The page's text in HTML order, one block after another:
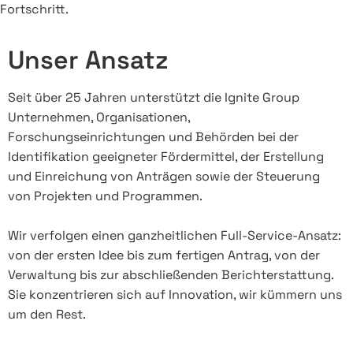
Fortschritt.
Unser Ansatz
Seit über 25 Jahren unterstützt die Ignite Group
Unternehmen, Organisationen,
Forschungseinrichtungen und Behörden bei der
Identifikation geeigneter Fördermittel, der Erstellung
und Einreichung von Anträgen sowie der Steuerung
von Projekten und Programmen.
Wir verfolgen einen ganzheitlichen Full-Service-Ansatz:
von der ersten Idee bis zum fertigen Antrag, von der
Verwaltung bis zur abschließenden Berichterstattung.
Sie konzentrieren sich auf Innovation, wir kümmern uns
um den Rest.